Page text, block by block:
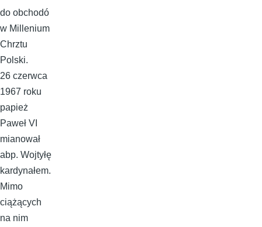
do obchodó
w Millenium
Chrztu
Polski.
26 czerwca
1967 roku
papież
Paweł VI
mianował
abp. Wojtyłę
kardynałem.
Mimo
ciążących
na nim